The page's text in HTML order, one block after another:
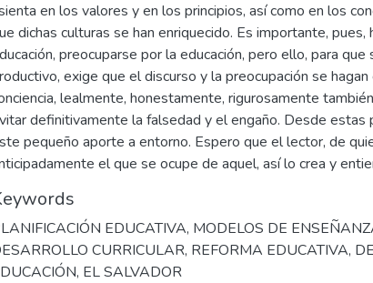
en los valores y en los principios, así como en los
dichas culturas se han enriquecido. Es importante, pues,
preocuparse por la educación, pero ello, para
exige que el discurso y la preocupación se hagan
lealmente, honestamente, rigurosamente
definitivamente la falsedad y el engaño. Desde estas
pequeño aporte a entorno. Espero que el lector, de
el que se ocupe de aquel, así lo crea y
EDUCATIVA, MODELOS DE
CURRICULAR, REFORMA EDUCATIVA,
, EL SALVADOR